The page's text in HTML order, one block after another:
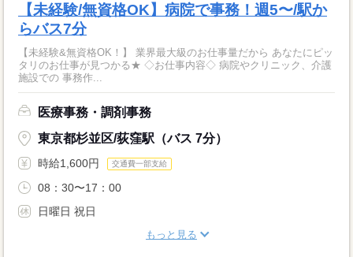
【未経験/無資格OK】病院で事務！週5〜/駅か
らバス7分
【未経験&無資格OK！】 業界最大級のお仕事量だから あなたにピッ
タリのお仕事が見つかる★ ◇お仕事内容◇ 病院やクリニック、介護
施設での 事務作...
医療事務・調剤事務
東京都杉並区/荻窪駅（バス 7分）
時給1,600円 交通費一部支給
08：30〜17：00
日曜日 祝日
もっと見る